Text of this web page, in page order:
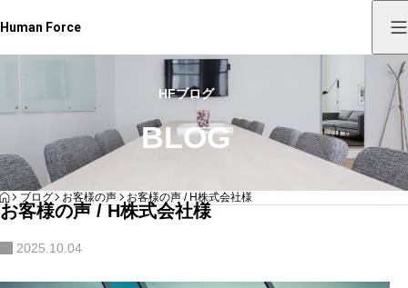
Human Force
HFブログ
BLOG
HOME
ブログ お客様の声 お客様の声 / H株式会社様
お客様の声 / H株式会社様
2025.10.04